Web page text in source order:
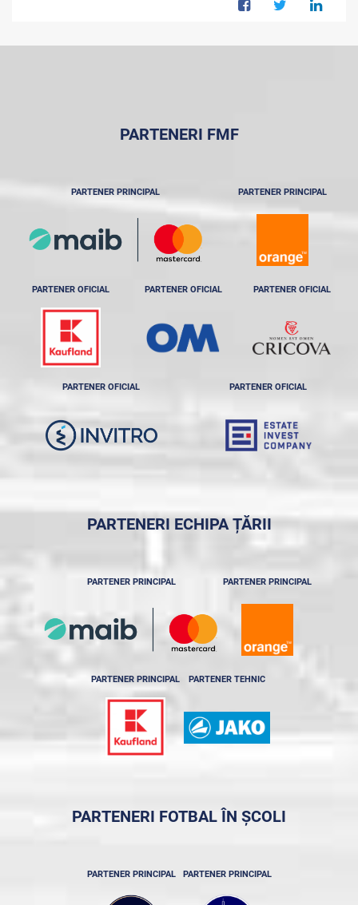
PARTENERI FMF
PARTENER PRINCIPAL PARTENER PRINCIPAL
PARTENER OFICIAL PARTENER OFICIAL PARTENER OFICIAL
PARTENER OFICIAL PARTENER OFICIAL
PARTENERI ECHIPA ȚĂRII
PARTENER PRINCIPAL PARTENER PRINCIPAL
PARTENER PRINCIPAL PARTENER TEHNIC
PARTENERI FOTBAL ÎN ȘCOLI
PARTENER PRINCIPAL PARTENER PRINCIPAL